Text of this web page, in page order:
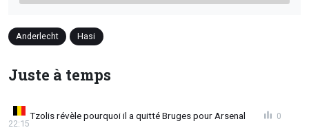
Anderlecht Hasi
Juste à temps
Tzolis révèle pourquoi il a quitté Bruges pour Arsenal
22:15
0